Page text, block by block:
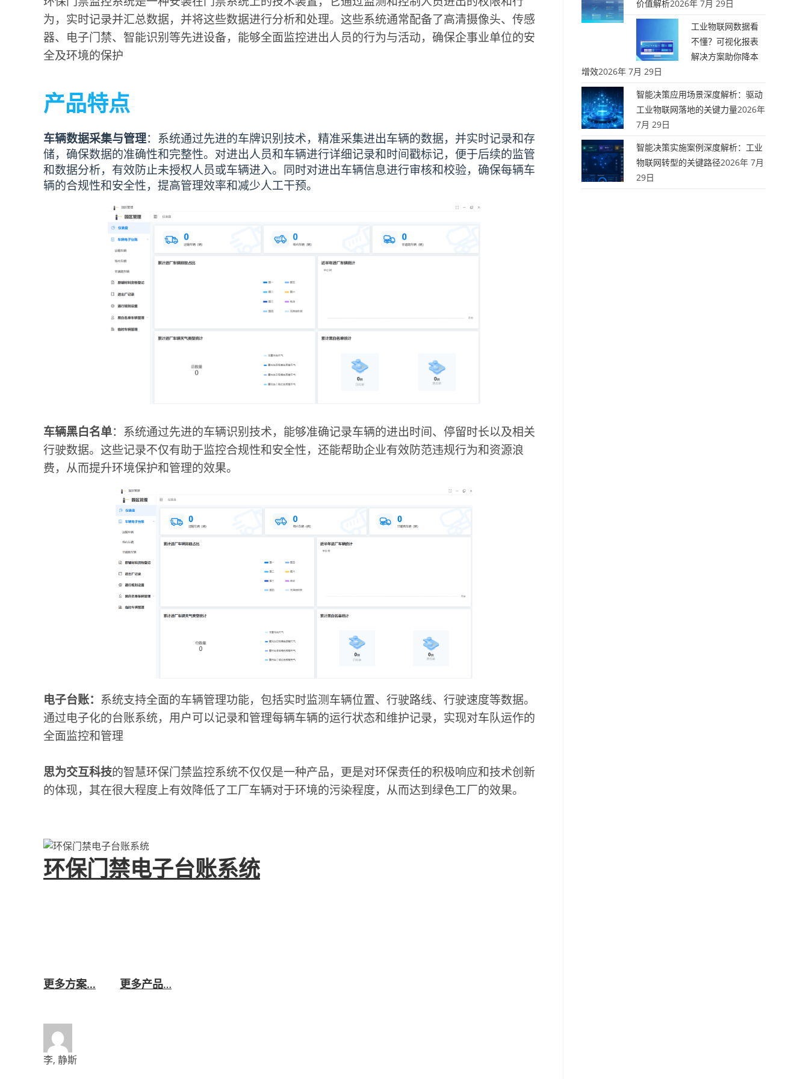
为，实时记录并汇总数据，并将这些数据进行分析和处理。这些系统通常配备了高清摄像头、传感
器、电子门禁、智能识别等先进设备，能够全面监控进出人员的行为与活动，确保企事业单位的安
全及环境的保护
产品特点
车辆数据采集与管理：系统通过先进的车牌识别技术，精准采集进出车辆的数据，并实时记录和存
储，确保数据的准确性和完整性。对进出人员和车辆进行详细记录和时间戳标记，便于后续的监管
和数据分析，有效防止未授权人员或车辆进入。同时对进出车辆信息进行审核和校验，确保每辆车
辆的合规性和安全性，提高管理效率和减少人工干预。
车辆黑白名单：系统通过先进的车辆识别技术，能够准确记录车辆的进出时间、停留时长以及相关
行驶数据。这些记录不仅有助于监控合规性和安全性，还能帮助企业有效防范违规行为和资源浪
费，从而提升环境保护和管理的效果。
电子台账： 系统支持全面的车辆管理功能，包括实时监测车辆位置、行驶路线、行驶速度等数据。
通过电子化的台账系统，用户可以记录和管理每辆车辆的运行状态和维护记录，实现对车队运作的
全面监控和管理
思为交互科技的智慧环保门禁监控系统不仅仅是一种产品，更是对环保责任的积极响应和技术创新
的体现，其在很大程度上有效降低了工厂车辆对于环境的污染程度，从而达到绿色工厂的效果。
环保门禁电子台账系统
更多方案…
更多产品…
李, 静斯
价值解析2026年 7月 29日
工业物联网数据看
不懂？可视化报表
解决方案助你降本
增效2026年 7月 29日
智能决策应用场景深度解析：驱动
工业物联网落地的关键力量2026年
7月 29日
智能决策实施案例深度解析：工业
物联网转型的关键路径2026年 7月
29日